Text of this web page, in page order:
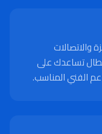
والاتصالات
تساعدك على
الفني المناسب.